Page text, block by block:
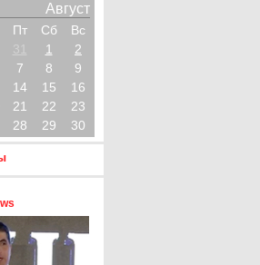
Август
Пт Сб
Вс
31 1
2
7 8
9
14 15
16
21 22
23
28 29 30